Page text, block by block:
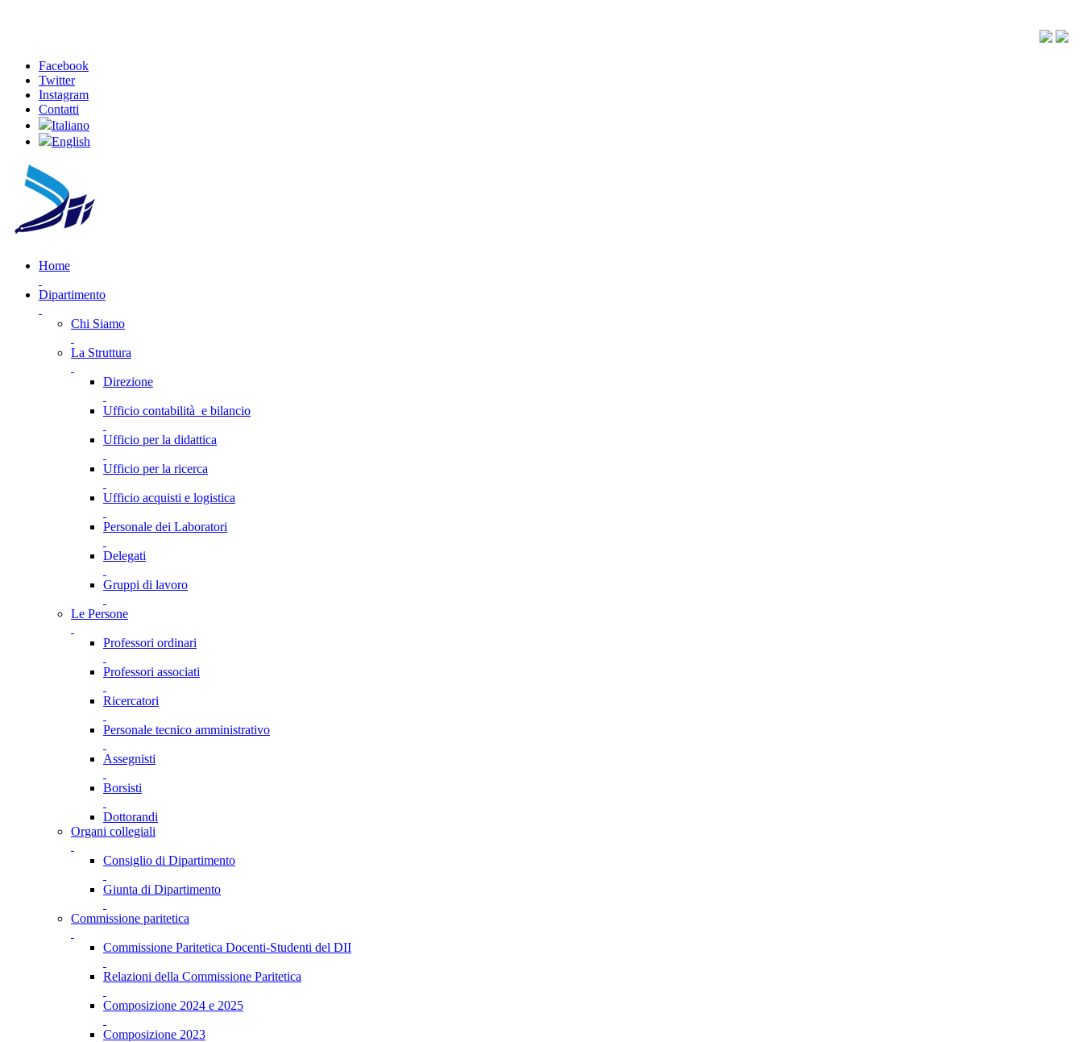
Facebook
Twitter
Instagram
Contatti
Italiano
English
Home
Dipartimento
Chi Siamo
La Struttura
Direzione
Ufficio contabilità e bilancio
Ufficio per la didattica
Ufficio per la ricerca
Ufficio acquisti e logistica
Personale dei Laboratori
Delegati
Gruppi di lavoro
Le Persone
Professori ordinari
Professori associati
Ricercatori
Personale tecnico amministrativo
Assegnisti
Borsisti
Dottorandi
Organi collegiali
Consiglio di Dipartimento
Giunta di Dipartimento
Commissione paritetica
Commissione Paritetica Docenti-Studenti del DII
Relazioni della Commissione Paritetica
Composizione 2024 e 2025
Composizione 2023